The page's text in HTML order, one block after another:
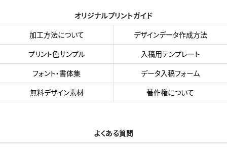
オリジナルプリントガイド
加工方法について
デザインデータ作成方法
プリント色サンプル
入稿用テンプレート
フォント・書体集
データ入稿フォーム
無料デザイン素材
著作権について
よくある質問